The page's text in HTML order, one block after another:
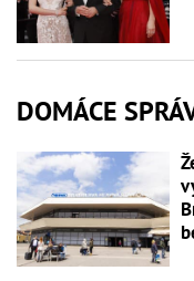
DOMÁCE